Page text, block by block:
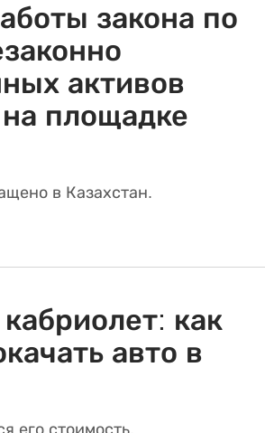
закона по
активов
площадке
в Казахстан.
как
авто в